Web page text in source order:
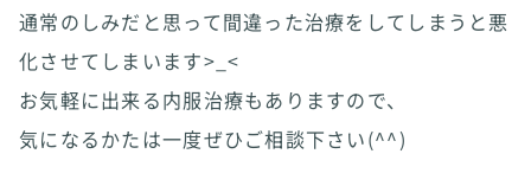
通常のしみだと思って間違った治療をしてしまうと悪
化させてしまいます>_<
お気軽に出来る内服治療もありますので、
気になるかたは一度ぜひご相談下さい(^^)